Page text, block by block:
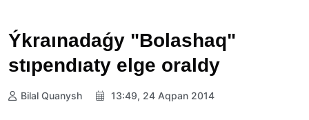
Ýkraınadaǵy "Bolashaq"
stıpendıaty elge oraldy
Bilal Quanysh 13:49, 24 Aqpan 2014